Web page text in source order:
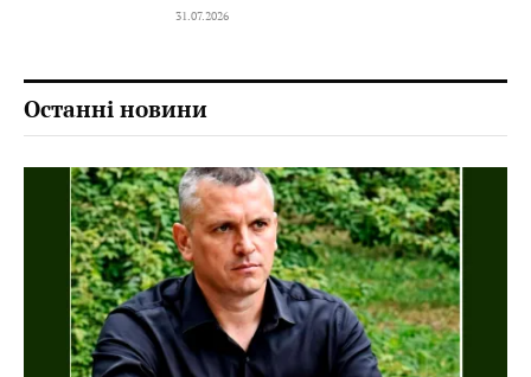
31.07.2026
Останні новини